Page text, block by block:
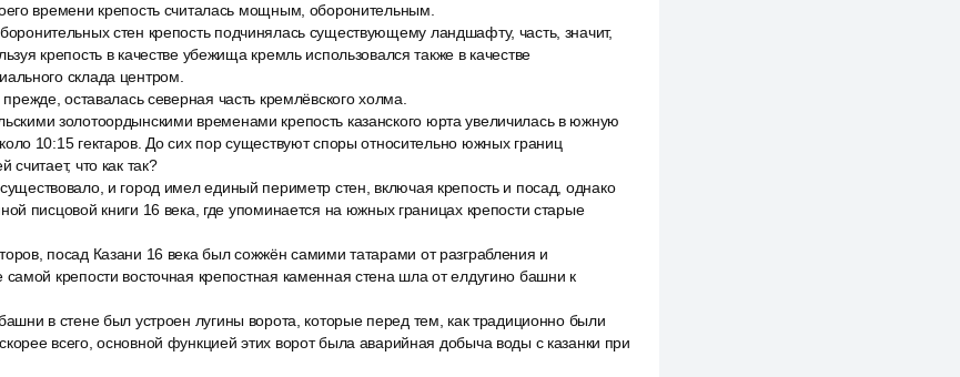
времени крепость считалась мощным, оборонительным.
стен крепость подчинялась существующему ландшафту, часть, значит,
крепость в качестве убежища кремль использовался также в качестве
склада центром.
оставалась северная часть кремлёвского холма.
золотоордынскими временами крепость казанского юрта увеличилась в южную
10:15 гектаров. До сих пор существуют споры относительно южных границ
считает, что как так?
и город имел единый периметр стен, включая крепость и посад, однако
писцовой книги 16 века, где упоминается на южных границах крепости старые
посад Казани 16 века был сожжён самими татарами от разграбления и
самой крепости восточная крепостная каменная стена шла от елдугино башни к
в стене был устроен лугины ворота, которые перед тем, как традиционно были
всего, основной функцией этих ворот была аварийная добыча воды с казанки при